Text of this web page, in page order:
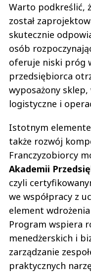
Warto podkreślić,
został
skutecznie
osób
oferuje niski próg
przedsiębiorca
wyposażony
logistyczne i
Istotnym
także rozwój
Franczyzobiorcy
Akademii
czyli
we współpracy z
element
Program wspiera
menedżerskich i
zarządzanie
praktycznych